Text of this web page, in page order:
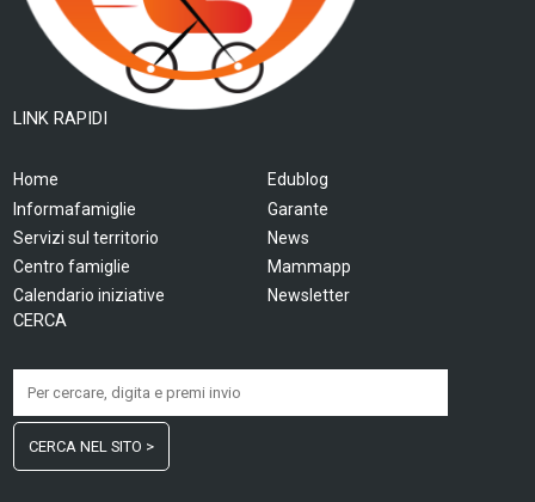
LINK RAPIDI
Home
Informafamiglie
Servizi sul territorio
Centro famiglie
Calendario iniziative
Edublog
Garante
News
Mammapp
Newsletter
CERCA
CERCA NEL SITO >